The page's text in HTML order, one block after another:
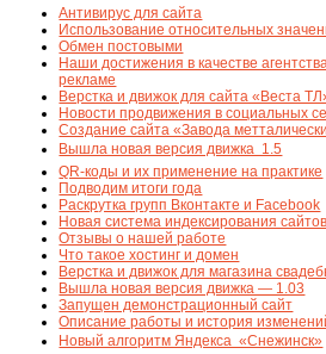
Антивирус для сайта
Использование относительных
Обмен постовыми
Наши достижения в качестве
рекламе
Верстка и движок для сайта «Веста
Новости продвижения в социальных
Создание сайта «Завода
Вышла новая версия движка  1.5
QR-коды и их применение на практике
Подводим итоги года
Раскрутка групп Вконтакте и Facebook
Новая система индексирования
Отзывы о нашей работе
Что такое хостинг и домен
Верстка и движок для магазина
Вышла новая версия движка — 1.03
Запущен демонстрационный сайт
Описание работы и история
Новый алгоритм Яндекса  «Снежинск»